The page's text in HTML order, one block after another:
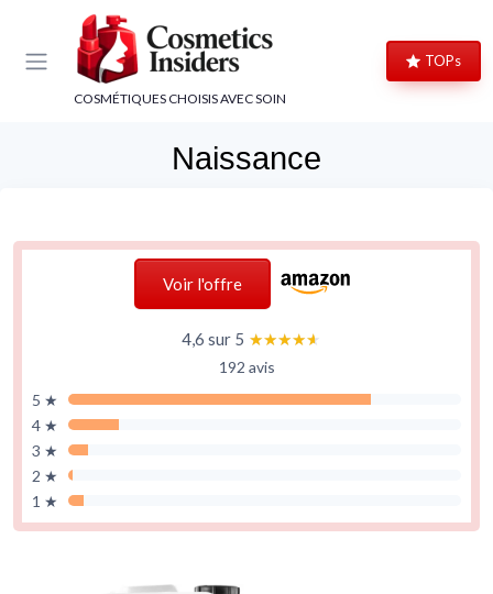
COSMÉTIQUES CHOISIS AVEC SOIN
TOPs
Naissance
Voir l'offre
4,6 sur 5 ★★★★★
★★★★★
192 avis
5 ★
4 ★
3 ★
2 ★
1 ★
Panneau de gestion des cookies